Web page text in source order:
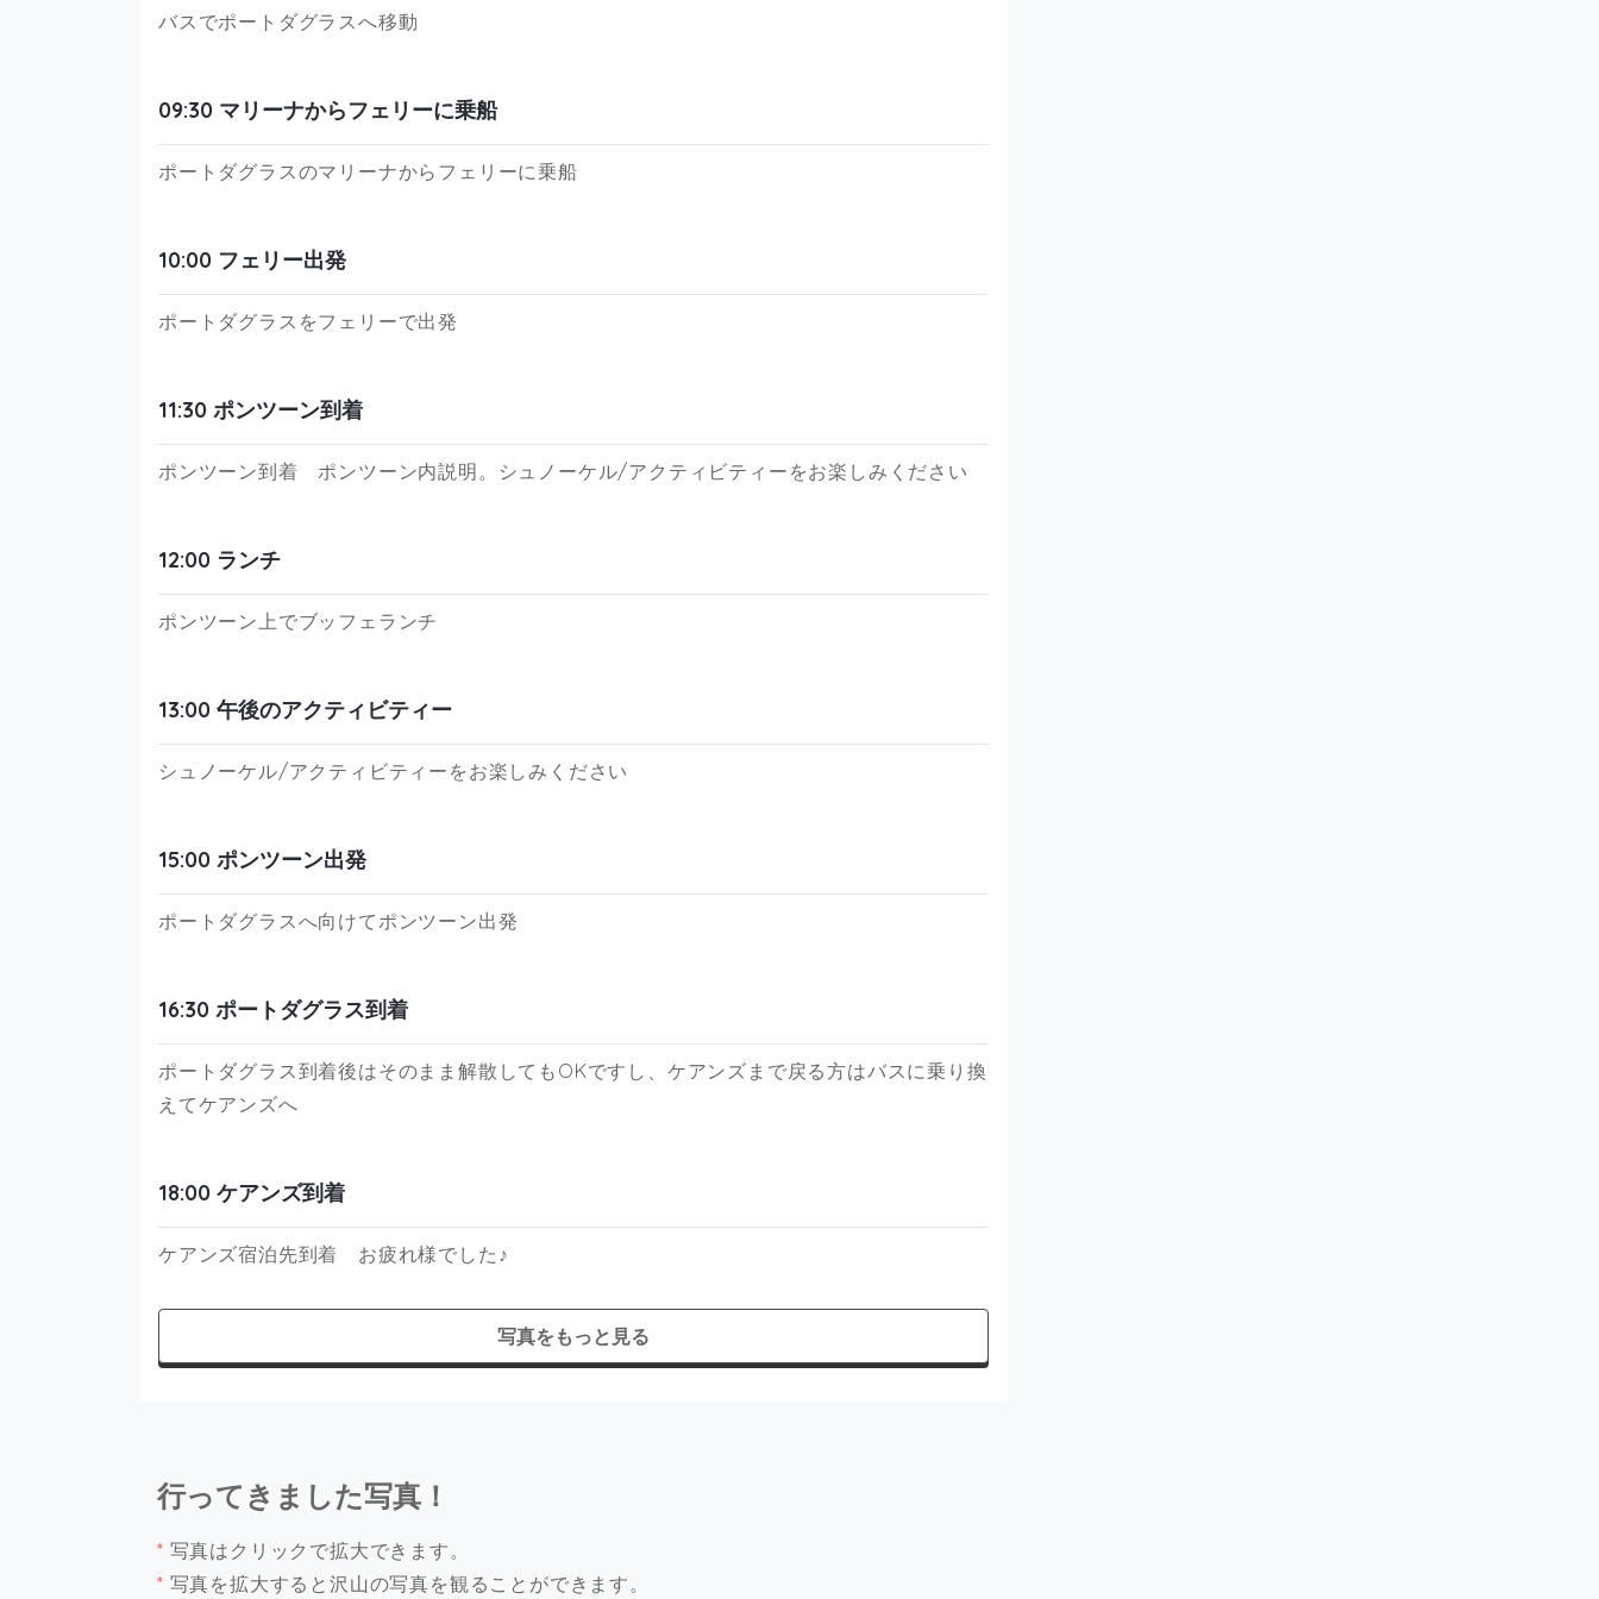
バスでポートダグラスへ移動
09:30 マリーナからフェリーに乗船
ポートダグラスのマリーナからフェリーに乗船
10:00 フェリー出発
ポートダグラスをフェリーで出発
11:30 ポンツーン到着
ポンツーン到着 ポンツーン内説明。シュノーケル/アクティビティーをお楽しみください
12:00 ランチ
ポンツーン上でブッフェランチ
13:00 午後のアクティビティー
シュノーケル/アクティビティーをお楽しみください
15:00 ポンツーン出発
ポートダグラスへ向けてポンツーン出発
16:30 ポートダグラス到着
ポートダグラス到着後はそのまま解散してもOKですし、ケアンズまで戻る方はバスに乗り換
えてケアンズへ
18:00 ケアンズ到着
ケアンズ宿泊先到着 お疲れ様でした♪
写真をもっと見る
行ってきました写真！
* 写真はクリックで拡大できます。
* 写真を拡大すると沢山の写真を観ることができます。